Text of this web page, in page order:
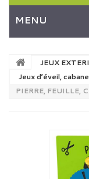
MENU
JEUX
Jeux d’éveil,
PIERRE, FEUILLE,